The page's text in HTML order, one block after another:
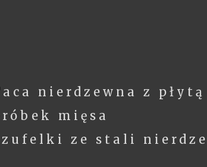
nierdzewna z
mięsa
ze stali